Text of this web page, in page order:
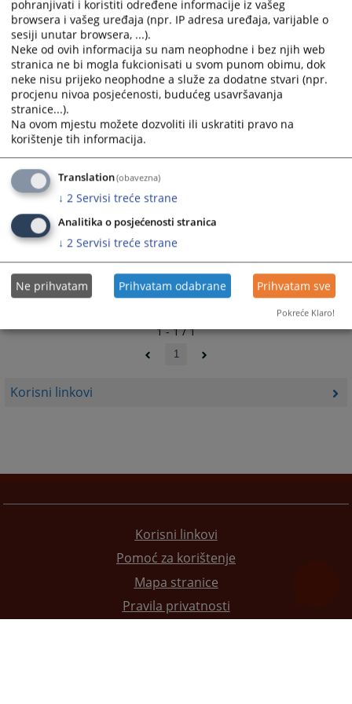
Korisni linkovi
and
select
a
date.
Press
the
question
mark
to
get
the
keyboard
shortcuts
changing
dates.
and
select
a
date.
Press
the
question
mark
get
the
keyboard
shortcuts
changing
dates.
1 - 1 / 1
1
Korisni linkovi
Pomoć za korištenje
Mapa stranice
Pravila privatnosti
pohranjivati i koristiti određene informacije iz vašeg
browsera i vašeg uređaja (npr. IP adresa uređaja, varijable o
sesiji unutar browsera, ...).
Neke od ovih informacija su nam neophodne i bez njih web
stranica ne bi mogla fukcionisati u svom punom obimu, dok
neke nisu prijeko neophodne a služe za dodatne stvari (npr.
procjenu nivoa posjećenosti, budućeg usavršavanja
stranice...).
Na ovom mjestu možete dozvoliti ili uskratiti pravo na
korištenje tih informacija.
Translation(obavezna)
↓ 2 Servisi treće strane
Analitika o posjećenosti stranica
↓ 2 Servisi treće strane
Ne prihvatam Prihvatam odabrane Prihvatam sve
Pokreće Klaro!